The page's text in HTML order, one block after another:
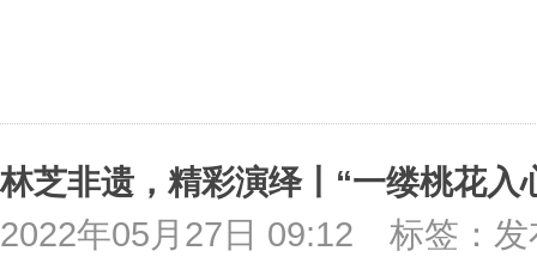
2022年05月27日 09:12
标签：